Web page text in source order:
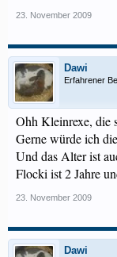
23. November 2009
Dawi
Erfahrener
Ohh Kleinrexe, die
Gerne würde ich
Und das Alter ist
Flocki ist 2 Jahre
23. November 2009
Dawi